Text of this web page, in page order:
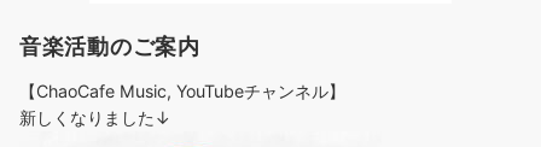
音楽活動のご案内
【ChaoCafe Music, YouTubeチャンネル】
新しくなりました↓